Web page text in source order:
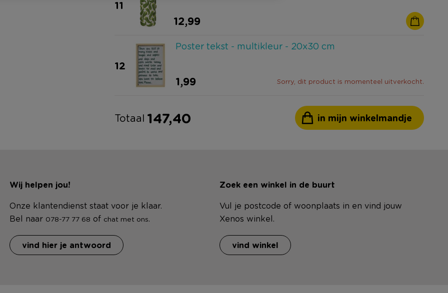
11
12,99
12
Poster tekst - multikleur - 20x30 cm
1,99 Sorry, dit product is momenteel uitverkocht.
Totaal 147,40 in mijn winkelmandje
Wij helpen jou!
Onze klantendienst staat voor je klaar.
Bel naar 078-77 77 68 of chat met ons.
vind hier je antwoord
Zoek een winkel in de buurt
Vul je postcode of woonplaats in en vind jouw
Xenos winkel.
vind winkel